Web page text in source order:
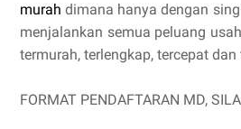
murah dimana hanya dengan
menjalankan semua peluang
termurah, terlengkap, tercepat dan
FORMAT PENDAFTARAN MD,